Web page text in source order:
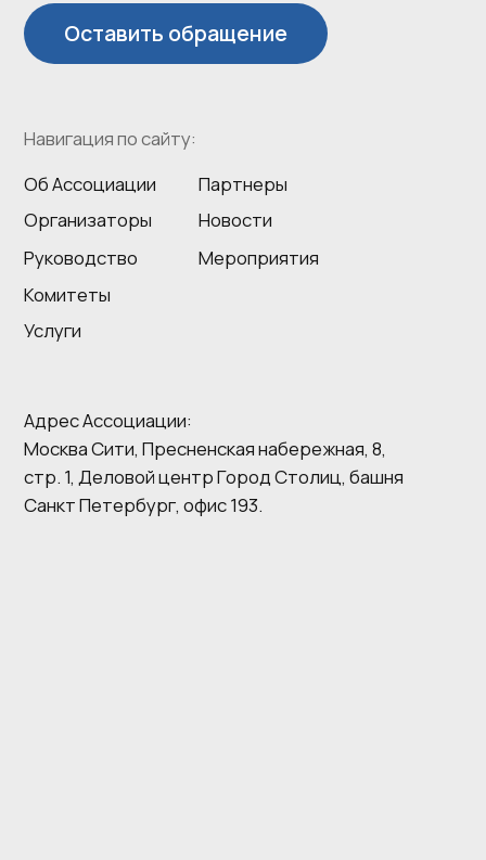
малоэтажного и индивидуального
жилищного строительства
ИНН 9724211958
материалов сайта
Пользовательское соглашение